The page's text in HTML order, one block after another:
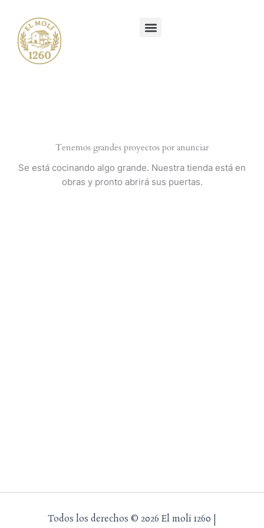
contenido
Tenemos grandes proyectos por anunciar
Se está cocinando algo grande. Nuestra tienda está en
obras y pronto abrirá sus puertas.
Todos los derechos © 2026 El moli 1260 |